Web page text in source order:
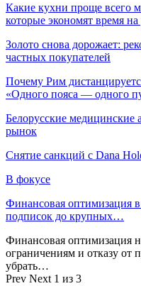
Какие кухни проще всего
которые экономят время на
Золото снова дорожает:
частных покупателей
Почему Рим
«Одного пояса — одного
Белорусские медицинские
рынок
Снятие санкций с Dana
В фокусе
Финансовая оптимизация
подписок до крупных…
Финансовая оптимизация
ограничениям и отказу
убрать…
Prev Next 1 из 3